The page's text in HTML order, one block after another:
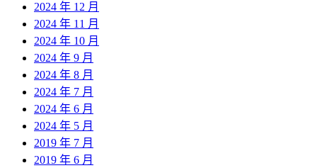
2024 年 12 月
2024 年 11 月
2024 年 10 月
2024 年 9 月
2024 年 8 月
2024 年 7 月
2024 年 6 月
2024 年 5 月
2019 年 7 月
2019 年 6 月